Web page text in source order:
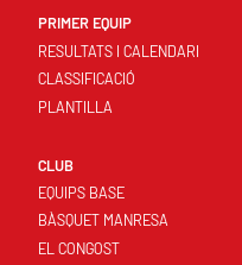
PRIMER EQUIP
RESULTATS I CALENDARI
CLASSIFICACIÓ
PLANTILLA
CLUB
EQUIPS BASE
BÀSQUET MANRESA
EL CONGOST